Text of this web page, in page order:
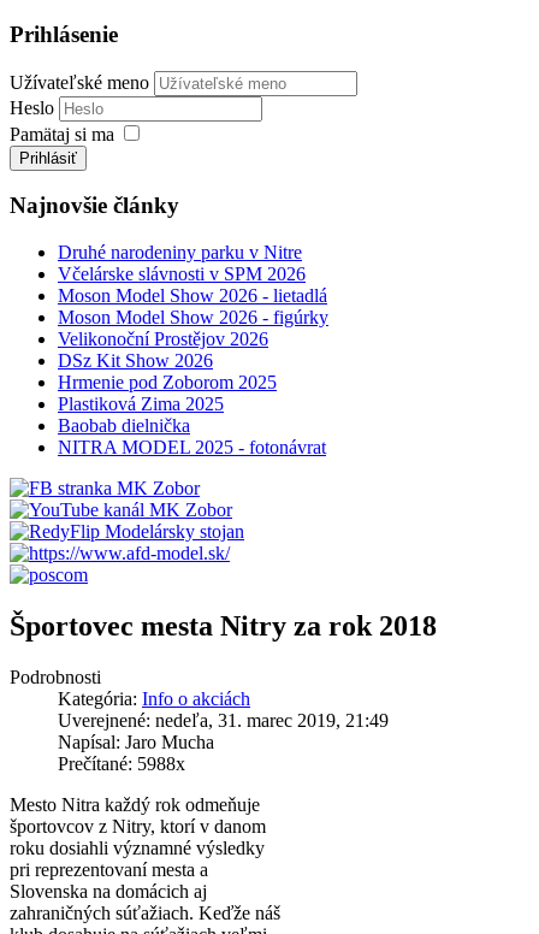
Prihlásenie
Užívateľské meno
Heslo
Pamätaj si ma
Prihlásiť
Najnovšie články
Druhé narodeniny parku v Nitre
Včelárske slávnosti v SPM 2026
Moson Model Show 2026 - lietadlá
Moson Model Show 2026 - figúrky
Velikonoční Prostějov 2026
DSz Kit Show 2026
Hrmenie pod Zoborom 2025
Plastiková Zima 2025
Baobab dielnička
NITRA MODEL 2025 - fotonávrat
Športovec mesta Nitry za rok 2018
Podrobnosti
Kategória: Info o akciách
Uverejnené: nedeľa, 31. marec 2019, 21:49
Napísal: Jaro Mucha
Prečítané: 5988x
Mesto Nitra každý rok odmeňuje
športovcov z Nitry, ktorí v danom
roku dosiahli významné výsledky
pri reprezentovaní mesta a
Slovenska na domácich aj
zahraničných súťažiach. Keďže náš